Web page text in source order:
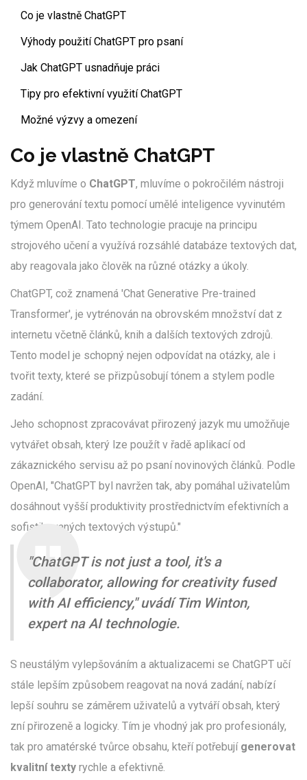
Co je vlastně ChatGPT
Výhody použití ChatGPT pro psaní
Jak ChatGPT usnadňuje práci
Tipy pro efektivní využití ChatGPT
Možné výzvy a omezení
Co je vlastně ChatGPT
Když mluvíme o ChatGPT, mluvíme o pokročilém nástroji
pro generování textu pomocí umělé inteligence vyvinutém
týmem OpenAI. Tato technologie pracuje na principu
strojového učení a využívá rozsáhlé databáze textových dat,
aby reagovala jako člověk na různé otázky a úkoly.
ChatGPT, což znamená 'Chat Generative Pre-trained
Transformer', je vytrénován na obrovském množství dat z
internetu včetně článků, knih a dalších textových zdrojů.
Tento model je schopný nejen odpovídat na otázky, ale i
tvořit texty, které se přizpůsobují tónem a stylem podle
zadání.
Jeho schopnost zpracovávat přirozený jazyk mu umožňuje
vytvářet obsah, který lze použít v řadě aplikací od
zákaznického servisu až po psaní novinových článků. Podle
OpenAI, "ChatGPT byl navržen tak, aby pomáhal uživatelům
dosáhnout vyšší produktivity prostřednictvím efektivních a
sofistikovaných textových výstupů."
"ChatGPT is not just a tool, it's a
collaborator, allowing for creativity fused
with AI efficiency," uvádí Tim Winton,
expert na AI technologie.
S neustálým vylepšováním a aktualizacemi se ChatGPT učí
stále lepším způsobem reagovat na nová zadání, nabízí
lepší souhru se záměrem uživatelů a vytváří obsah, který
zní přirozeně a logicky. Tím je vhodný jak pro profesionály,
tak pro amatérské tvůrce obsahu, kteří potřebují generovat
kvalitní texty rychle a efektivně.